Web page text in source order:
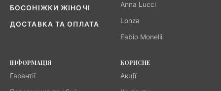
БОСОНІЖКИ ЖІНОЧІ
ДОСТАВКА ТА ОПЛАТА
Anna Lucci
Lonza
Fabio Monelli
ІНФОРМАЦІЯ
Гарантії
КОРИСНЕ
Акції